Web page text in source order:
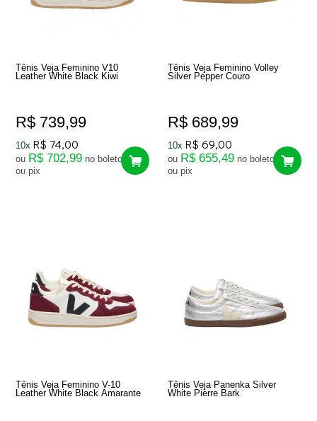
Tênis Veja Feminino V10
Leather White Black Kiwi
R$ 739,99
10x R$ 74,00
ou R$ 702,99 no boleto
ou pix
Tênis Veja Feminino Volley
Silver Pepper Couro
R$ 689,99
10x R$ 69,00
ou R$ 655,49 no boleto
ou pix
Tênis Veja Feminino V-10
Leather White Black Amarante
Tênis Veja Panenka Silver
White Pierre Bark